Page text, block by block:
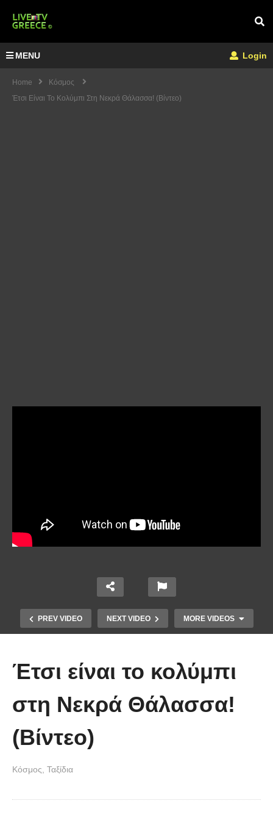
MENU Login
Home
Κόσμος
Έτσι Είναι Το Κολύμπι Στη Νεκρά Θάλασσα! (Βίντεο)
PREV VIDEO NEXT VIDEO MORE VIDEOS
Οι 5 Γιατροί Κρύφτηκαν πίσω από
όταν έπεσε απλά ΔΕΝ περιγράφεται!
Έτσι είναι το κολύμπι
στη Νεκρά Θάλασσα!
(Βίντεο)
Κόσμος Ταξίδια